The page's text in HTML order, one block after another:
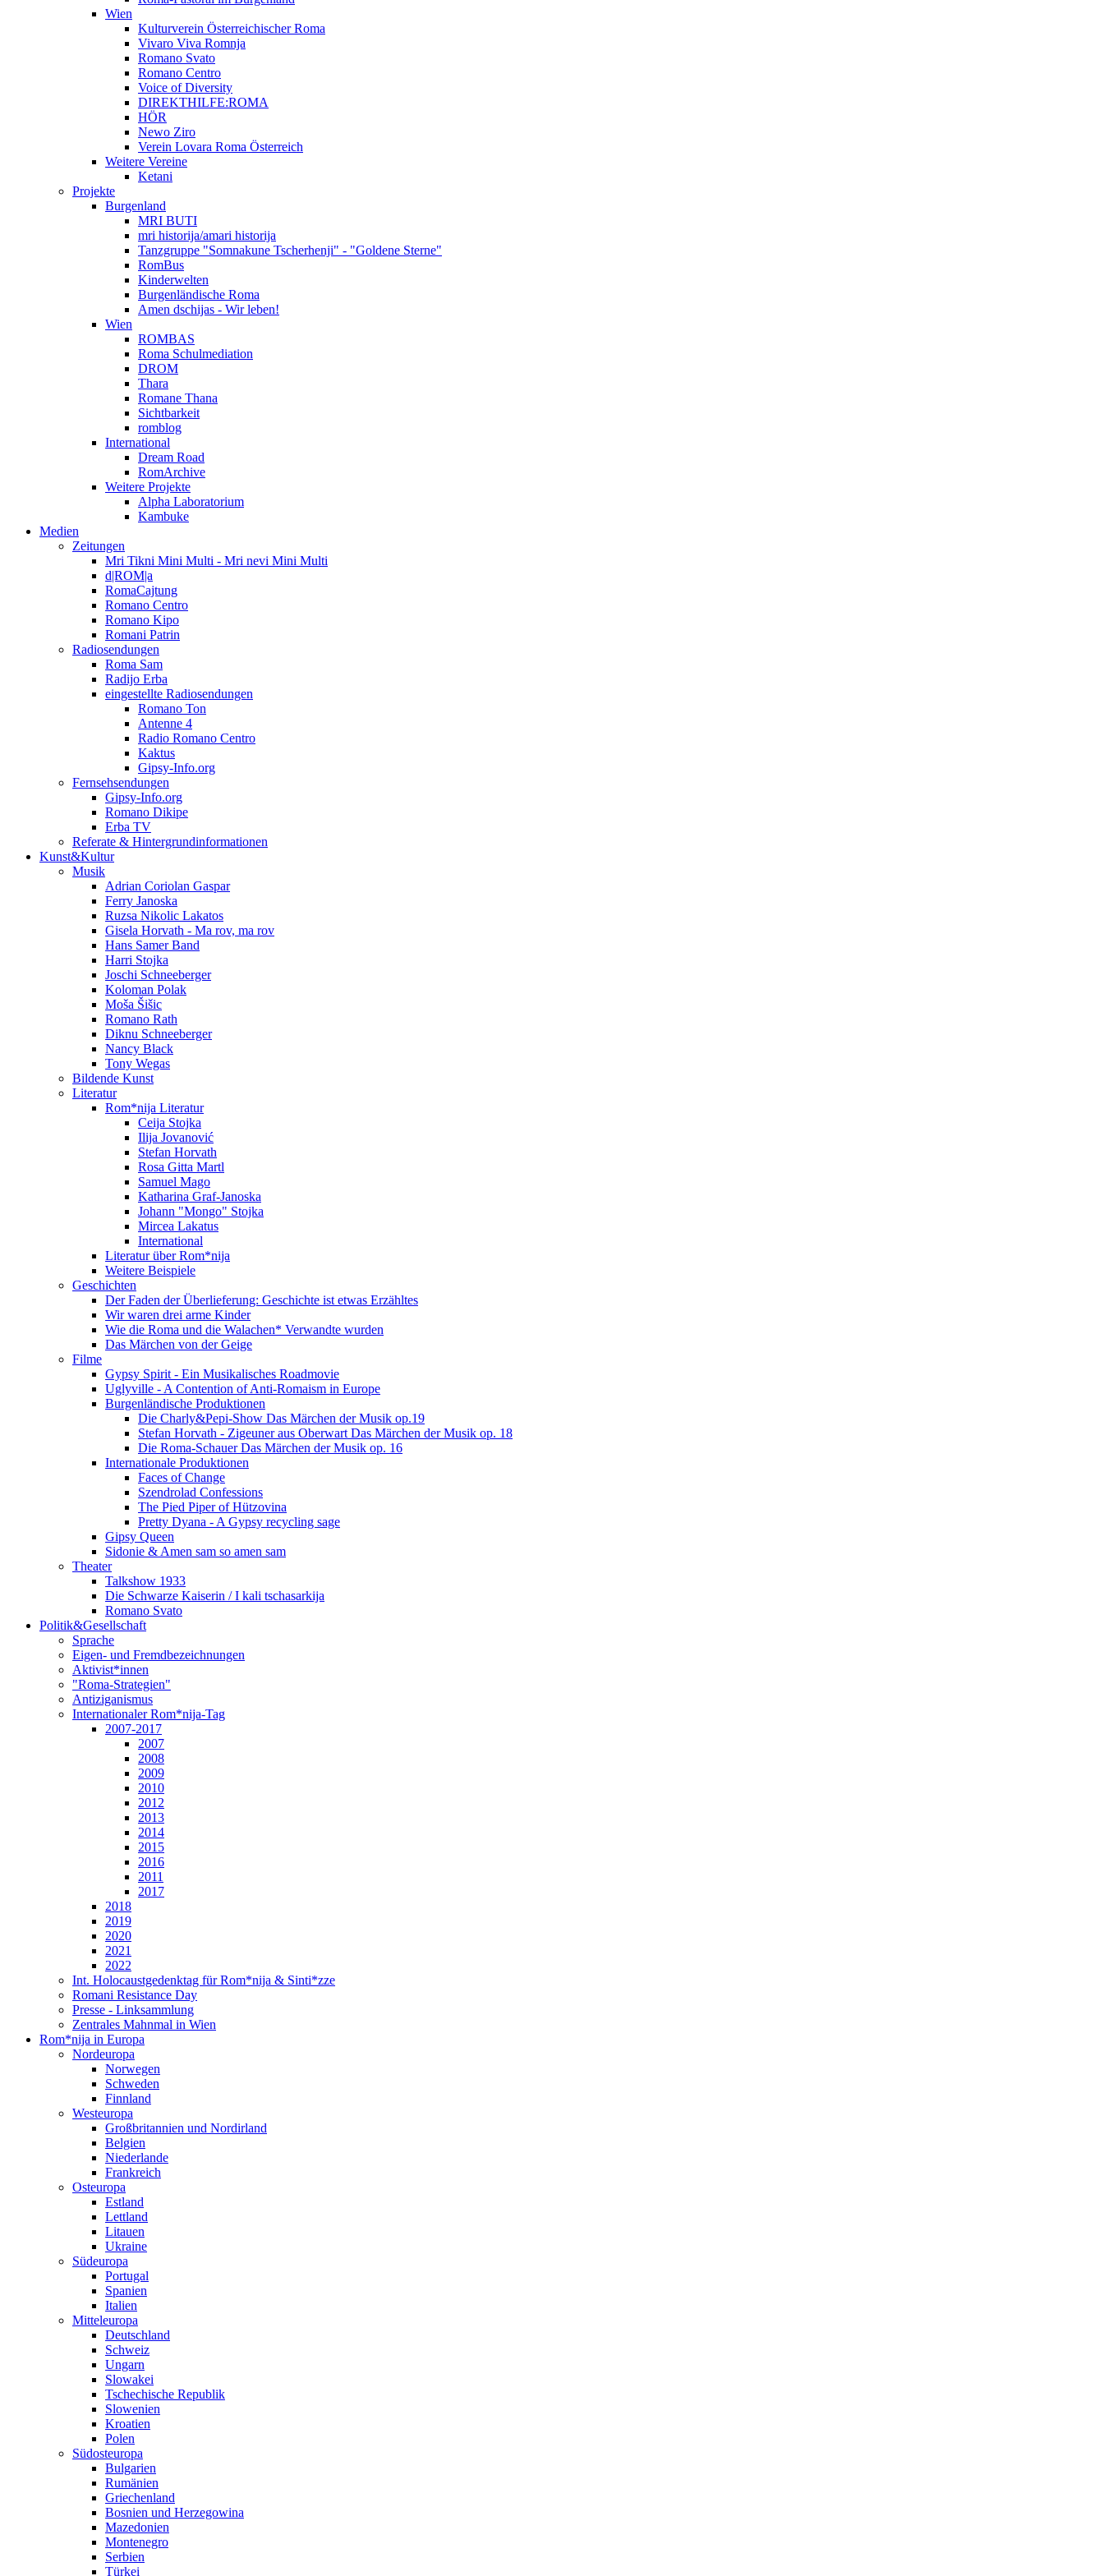
Wien
Kulturverein Österreichischer Roma
Vivaro Viva Romnja
Romano Svato
Romano Centro
Voice of Diversity
DIREKTHILFE:ROMA
HÖR
Newo Ziro
Verein Lovara Roma Österreich
Weitere Vereine
Ketani
Projekte
Burgenland
MRI BUTI
mri historija/amari historija
Tanzgruppe "Somnakune Tscherhenji" - "Goldene Sterne"
RomBus
Kinderwelten
Burgenländische Roma
Amen dschijas - Wir leben!
Wien
ROMBAS
Roma Schulmediation
DROM
Thara
Romane Thana
Sichtbarkeit
romblog
International
Dream Road
RomArchive
Weitere Projekte
Alpha Laboratorium
Kambuke
Medien
Zeitungen
Mri Tikni Mini Multi - Mri nevi Mini Multi
d|ROM|a
RomaCajtung
Romano Centro
Romano Kipo
Romani Patrin
Radiosendungen
Roma Sam
Radijo Erba
eingestellte Radiosendungen
Romano Ton
Antenne 4
Radio Romano Centro
Kaktus
Gipsy-Info.org
Fernsehsendungen
Gipsy-Info.org
Romano Dikipe
Erba TV
Referate & Hintergrundinformationen
Kunst&Kultur
Musik
Adrian Coriolan Gaspar
Ferry Janoska
Ruzsa Nikolic Lakatos
Gisela Horvath - Ma rov, ma rov
Hans Samer Band
Harri Stojka
Joschi Schneeberger
Koloman Polak
Moša Šišic
Romano Rath
Diknu Schneeberger
Nancy Black
Tony Wegas
Bildende Kunst
Literatur
Rom*nija Literatur
Ceija Stojka
Ilija Jovanović
Stefan Horvath
Rosa Gitta Martl
Samuel Mago
Katharina Graf-Janoska
Johann "Mongo" Stojka
Mircea Lakatus
International
Literatur über Rom*nija
Weitere Beispiele
Geschichten
Der Faden der Überlieferung: Geschichte ist etwas Erzähltes
Wir waren drei arme Kinder
Wie die Roma und die Walachen* Verwandte wurden
Das Märchen von der Geige
Filme
Gypsy Spirit - Ein Musikalisches Roadmovie
Uglyville - A Contention of Anti-Romaism in Europe
Burgenländische Produktionen
Die Charly&Pepi-Show Das Märchen der Musik op.19
Stefan Horvath - Zigeuner aus Oberwart Das Märchen der Musik op. 18
Die Roma-Schauer Das Märchen der Musik op. 16
Internationale Produktionen
Faces of Change
Szendrolad Confessions
The Pied Piper of Hützovina
Pretty Dyana - A Gypsy recycling sage
Gipsy Queen
Sidonie & Amen sam so amen sam
Theater
Talkshow 1933
Die Schwarze Kaiserin / I kali tschasarkija
Romano Svato
Politik&Gesellschaft
Sprache
Eigen- und Fremdbezeichnungen
Aktivist*innen
"Roma-Strategien"
Antiziganismus
Internationaler Rom*nija-Tag
2007-2017
2007
2008
2009
2010
2012
2013
2014
2015
2016
2011
2017
2018
2019
2020
2021
2022
Int. Holocaustgedenktag für Rom*nija & Sinti*zze
Romani Resistance Day
Presse - Linksammlung
Zentrales Mahnmal in Wien
Rom*nija in Europa
Nordeuropa
Norwegen
Schweden
Finnland
Westeuropa
Großbritannien und Nordirland
Belgien
Niederlande
Frankreich
Osteuropa
Estland
Lettland
Litauen
Ukraine
Südeuropa
Portugal
Spanien
Italien
Mitteleuropa
Deutschland
Schweiz
Ungarn
Slowakei
Tschechische Republik
Slowenien
Kroatien
Polen
Südosteuropa
Bulgarien
Rumänien
Griechenland
Bosnien und Herzegowina
Mazedonien
Montenegro
Serbien
Türkei